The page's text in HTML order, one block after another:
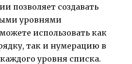
позволяет создавать
уровнями
использовать как
так и нумерацию в
уровня списка.